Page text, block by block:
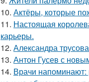
10. Актёры, которые
11. Настоящая
карьеры.
12. Александра
13. Антон Гусев с
14. Врачи напоминают: